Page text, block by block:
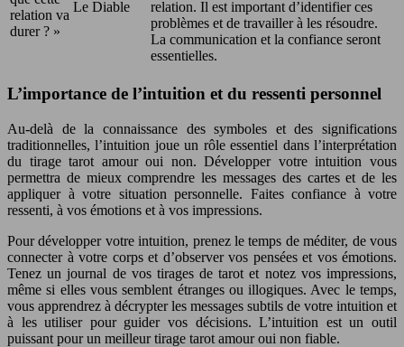
relation va
durer ? »
Le Diable
relation. Il est important d’identifier ces
problèmes et de travailler à les résoudre.
La communication et la confiance seront
essentielles.
L’importance de l’intuition et du ressenti personnel
Au-delà de la connaissance des symboles et des significations
traditionnelles, l’intuition joue un rôle essentiel dans l’interprétation
du tirage tarot amour oui non. Développer votre intuition vous
permettra de mieux comprendre les messages des cartes et de les
appliquer à votre situation personnelle. Faites confiance à votre
ressenti, à vos émotions et à vos impressions.
Pour développer votre intuition, prenez le temps de méditer, de vous
connecter à votre corps et d’observer vos pensées et vos émotions.
Tenez un journal de vos tirages de tarot et notez vos impressions,
même si elles vous semblent étranges ou illogiques. Avec le temps,
vous apprendrez à décrypter les messages subtils de votre intuition et
à les utiliser pour guider vos décisions. L’intuition est un outil
puissant pour un meilleur tirage tarot amour oui non fiable.